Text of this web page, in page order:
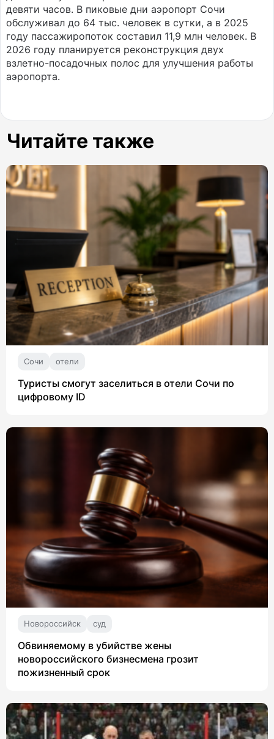
девяти часов. В пиковые дни аэропорт Сочи
обслуживал до 64 тыс. человек в сутки, а в 2025
году пассажиропоток составил 11,9 млн человек. В
2026 году планируется реконструкция двух
взлетно-посадочных полос для улучшения работы
аэропорта.
Читайте также
Сочи отели
Туристы смогут заселиться в отели Сочи по
цифровому ID
Новороссийск суд
Обвиняемому в убийстве жены
новороссийского бизнесмена грозит
пожизненный срок